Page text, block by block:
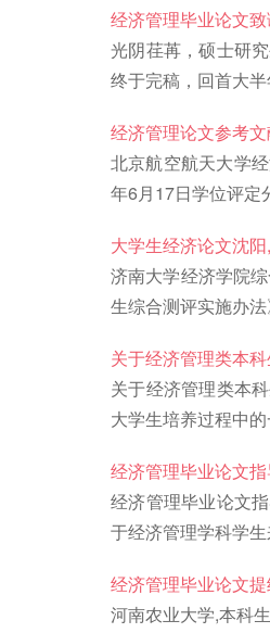
经济管理毕业论文
光阴荏苒，硕士研
终于完稿，回首大
经济管理论文参考
北京航空航天大学
年6月17日学位评定
大学生经济论文沈
济南大学经济学院
生综合测评实施办法
关于经济管理类本
关于经济管理类本
大学生培养过程中
经济管理毕业论文
经济管理毕业论文
于经济管理学科学
经济管理毕业论文
河南农业大学,本科